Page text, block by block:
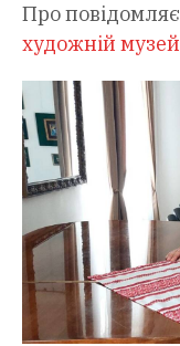
Про повідомляє
художній музей